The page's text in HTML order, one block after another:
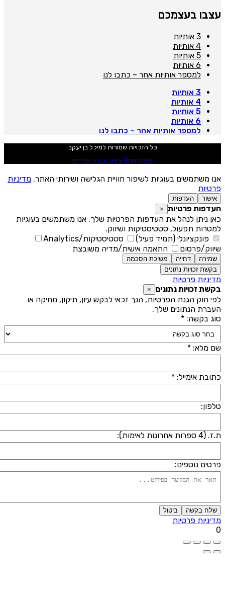
בעצמכם
למספר אותיות אחר – כתבו לנו
למספר אותיות אחר – כתבו לנו
כל הזכויות שמורות למיכל בן יעקב
Brandale עיצוב ובניית אתרים
משתמשים בעוגיות לשיפור חוויית הגלישה ושירותי האתר.מדיניות
אישור העדפות
פרטיות ×
ניתן לנהל את העדפות הפרטיות שלך. אנו משתמשים בעוגיות
תפעול, סטטיסטיקות ושיווק.
פונקציונלי (תמיד פעיל)
סטטיסטיקות/Analytics
פרסום
התאמה אישית/מדיה משובצת
שמירה דחייה
משיכת הסכמה
בקשת זכויות נתונים
פרטיות
זכויות נתונים ×
חוק הגנת הפרטיות, הנך זכאי לבקש עיון, תיקון, מחיקה או
הנתונים שלך.
בקשה: *
מלא: *
אימייל: *
ספרות אחרונות לאימות):
נוספים:
שלח בקשה ביטול
פרטיות